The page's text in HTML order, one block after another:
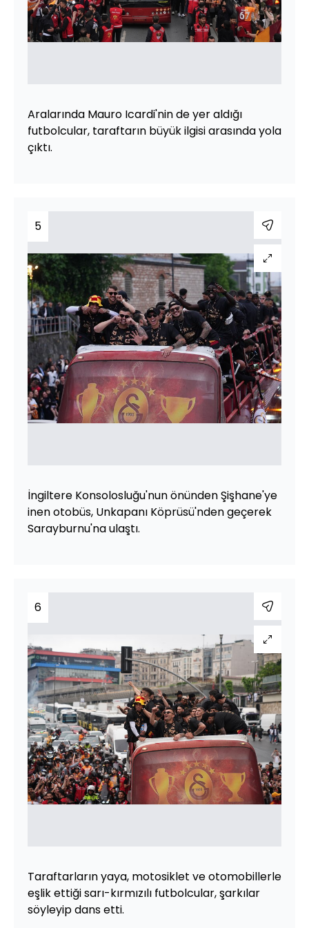
Aralarında Mauro Icardi'nin de yer aldığı
futbolcular, taraftarın büyük ilgisi arasında yola
çıktı.
5
İngiltere Konsolosluğu'nun önünden Şişhane'ye
inen otobüs, Unkapanı Köprüsü'nden geçerek
Sarayburnu'na ulaştı.
6
Taraftarların yaya, motosiklet ve otomobillerle
eşlik ettiği sarı-kırmızılı futbolcular, şarkılar
söyleyip dans etti.